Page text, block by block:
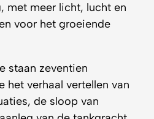
met meer licht, lucht en
voor het groeiende
staan zeventien
het verhaal vertellen van
de sloop van